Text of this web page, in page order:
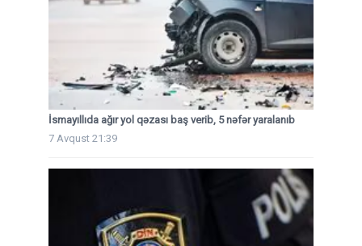
İsmayıllıda ağır yol qəzası baş verib, 5 nəfər yaralanıb
7 Avqust 21:39